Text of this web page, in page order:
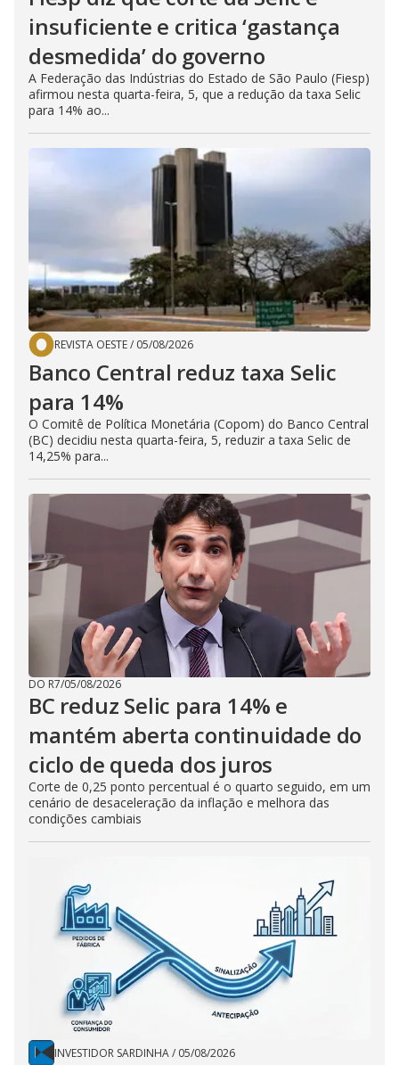
insuficiente e critica ‘gastança
desmedida’ do governo
A Federação das Indústrias do Estado de São Paulo (Fiesp)
afirmou nesta quarta-feira, 5, que a redução da taxa Selic
para 14% ao...
REVISTA OESTE/ 05/08/2026
Banco Central reduz taxa Selic
para 14%
O Comitê de Política Monetária (Copom) do Banco Central
(BC) decidiu nesta quarta-feira, 5, reduzir a taxa Selic de
14,25% para...
DO R7/05/08/2026
BC reduz Selic para 14% e
mantém aberta continuidade do
ciclo de queda dos juros
Corte de 0,25 ponto percentual é o quarto seguido, em um
cenário de desaceleração da inflação e melhora das
condições cambiais
INVESTIDOR SARDINHA/ 05/08/2026